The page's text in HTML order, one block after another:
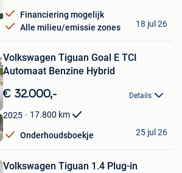
Financiering mogelijk
Alle milieu/emissie zones
18 jul 26
Volkswagen Tiguan Goal E TCI
Automaat Benzine Hybrid
€ 32.000,- Details
2025 17.800 km
Onderhoudsboekje 25 jul 26
Volkswagen Tiguan 1.4 Plug-in